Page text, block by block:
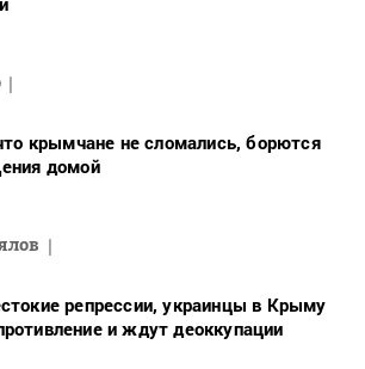
крымчане не сломались, борются
домой
репрессии, украинцы в Крыму
и ждут деоккупации